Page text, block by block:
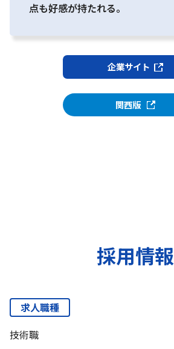
点も好感が持たれる。
企業サイト
関西版
採用情報
求人職種
技術職